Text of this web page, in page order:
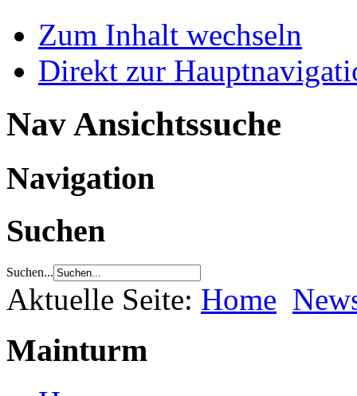
Zum Inhalt wechseln
Direkt zur
Nav Ansichtssuche
Navigation
Suchen
Suchen...
Aktuelle Seite: Home
Mainturm